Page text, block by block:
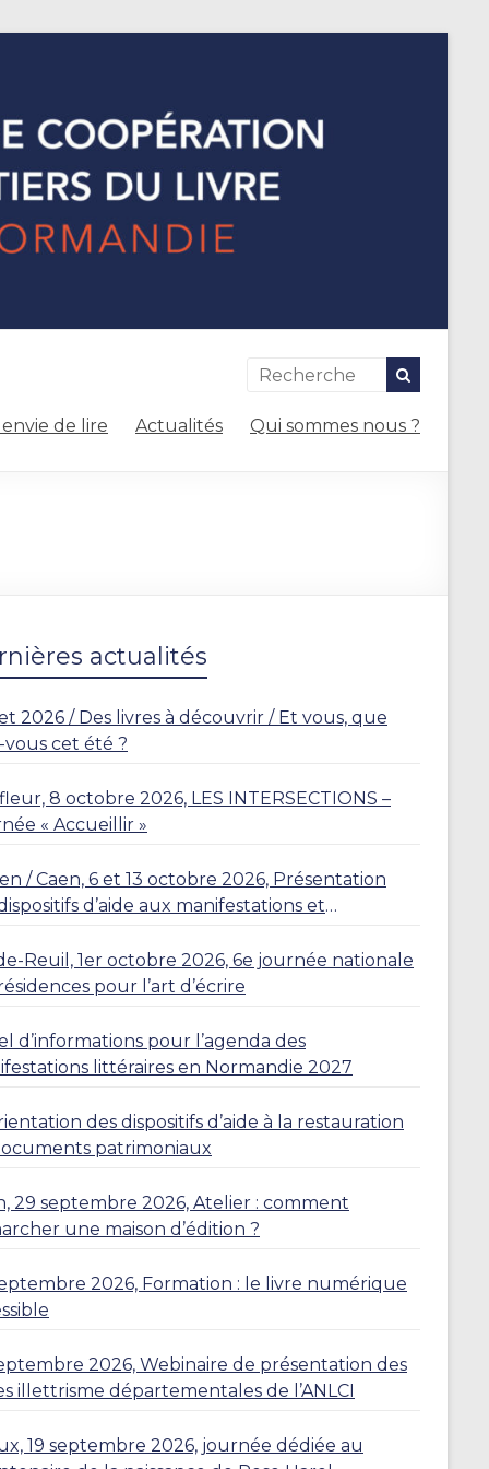
de lire Actualités Qui sommes nous ?
actualités
2026 / Des livres à découvrir / Et vous, que
vous cet été ?
8 octobre 2026, LES INTERSECTIONS –
« Accueillir »
/ Caen, 6 et 13 octobre 2026, Présentation
d’aide aux manifestations et
Reuil, 1er octobre 2026, 6e journée nationale
pour l’art d’écrire
d’informations pour l’agenda des
littéraires en Normandie 2027
des dispositifs d’aide à la restauration
patrimoniaux
29 septembre 2026, Atelier : comment
une maison d’édition ?
2026, Formation : le livre numérique
2026, Webinaire de présentation des
illettrisme départementales de l’ANLCI
19 septembre 2026, journée dédiée au